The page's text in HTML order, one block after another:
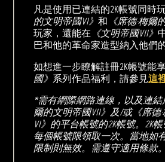
凡是使用已連結的2K帳號同時
的文明帝國VI》 和 《席德·梅爾
玩家，還能在 《文明帝國VII》
巴和他的革命家造型納入他們
如想進一步瞭解註冊2K帳號能
國》 系列作品福利，請參見這
*需有網際網路連線，以及連結
爾的文明帝國VII》及/或《席德
VI》的平台帳號的2K帳號。2K
每個帳號限領取一次。當地如
限制則無效。需遵守適用條款。